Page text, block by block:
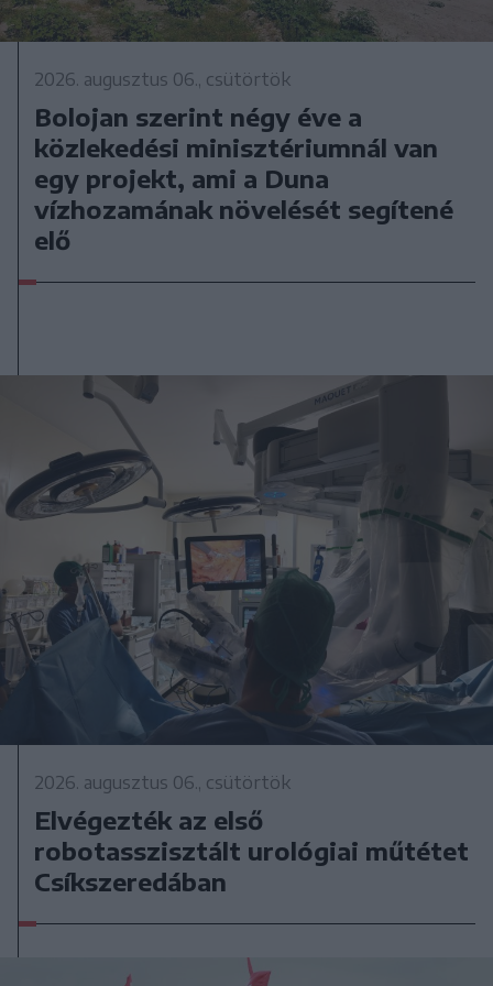
2026. augusztus 06., csütörtök
Bolojan szerint négy éve a
közlekedési minisztériumnál van
egy projekt, ami a Duna
vízhozamának növelését segítené
elő
2026. augusztus 06., csütörtök
Elvégezték az első
robotasszisztált urológiai műtétet
Csíkszeredában